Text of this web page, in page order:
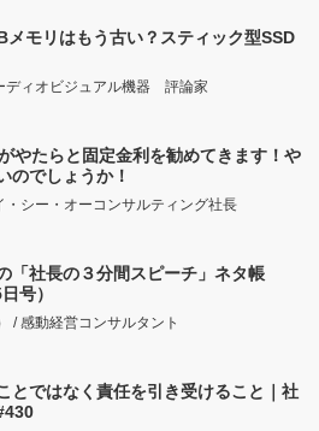
モリはもう古い？スティック型SSD
ディオビジュアル機器 評論家
やたらと固定金利を勧めてきます！や
のでしょうか！
・シー・オーコンサルティング社長
「社長の３分間スピーチ」ネタ帳
号）
/ 感動経営コンサルタント
とではなく責任を引き受けること｜社